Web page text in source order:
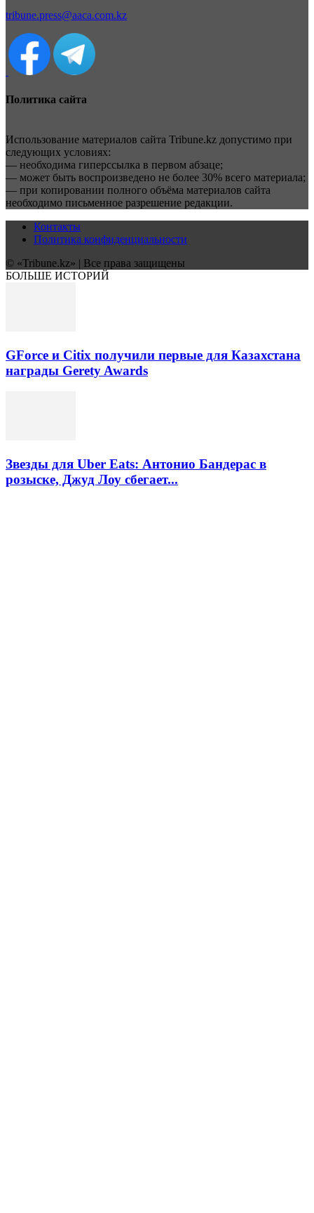
tribune.press@aaca.com.kz
Политика сайта
Использование материалов сайта Tribune.kz допустимо при
следующих условиях:
— необходима гиперссылка в первом абзаце;
— может быть воспроизведено не более 30% всего материала;
— при копировании полного объёма материалов сайта
необходимо письменное разрешение редакции.
Контакты
Политика конфиденциальности
© «Tribune.kz» | Все права защищены
БОЛЬШЕ ИСТОРИЙ
GForce и Citix получили первые для Казахстана
награды Gerety Awards
Звезды для Uber Eats: Антонио Бандерас в
розыске, Джуд Лоу сбегает...